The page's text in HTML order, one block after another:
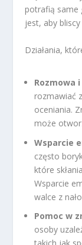
potrafią same
jest, aby
Działania,
Rozmowa
rozmawiać
oceniania.
może
Wsparcie
często
które
Wsparcie
walce z
Pomoc w
osoby